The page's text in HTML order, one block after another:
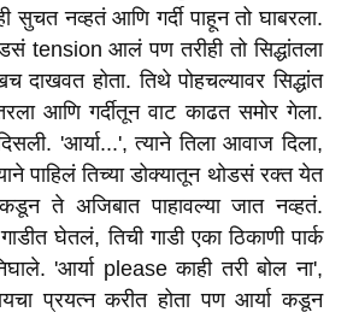
सुचत नव्हतं आणि गर्दी पाहून तो घाबरला.
tension आलं पण तरीही तो सिद्धांतला
दाखवत होता. तिथे पोहचल्यावर सिद्धांत
आणि गर्दीतून वाट काढत समोर गेला.
'आर्या...', त्याने तिला आवाज दिला,
पाहिलं तिच्या डोक्यातून थोडसं रक्त येत
ते अजिबात पाहावल्या जात नव्हतं.
घेतलं, तिची गाडी एका ठिकाणी पार्क
'आर्या please काही तरी बोल ना',
प्रयत्न करीत होता पण आर्या कडून